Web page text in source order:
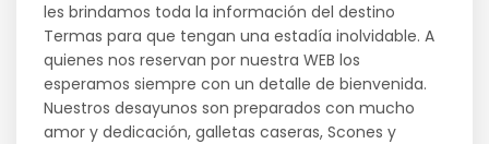
les brindamos toda la información del destino
Termas para que tengan una estadía inolvidable. A
quienes nos reservan por nuestra WEB los
esperamos siempre con un detalle de bienvenida.
Nuestros desayunos son preparados con mucho
amor y dedicación, galletas caseras, Scones y